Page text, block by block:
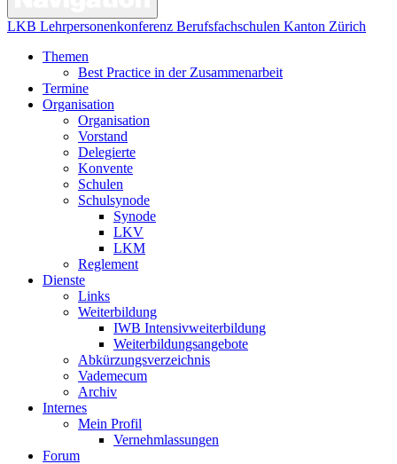
LKB Lehrpersonenkonferenz Berufsfachschulen Kanton Zürich
Themen
Best Practice in der Zusammenarbeit
Termine
Organisation
Organisation
Vorstand
Delegierte
Konvente
Schulen
Schulsynode
Synode
LKV
LKM
Reglement
Dienste
Links
Weiterbildung
IWB Intensivweiterbildung
Weiterbildungsangebote
Abkürzungsverzeichnis
Vademecum
Archiv
Internes
Mein Profil
Vernehmlassungen
Forum